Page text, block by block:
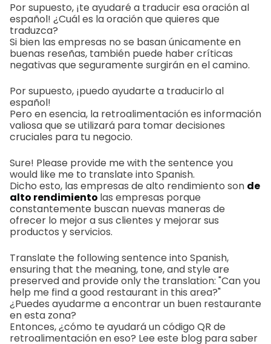
Por supuesto, ¡te ayudaré a traducir esa oración al
español! ¿Cuál es la oración que quieres que
traduzca?
Si bien las empresas no se basan únicamente en
buenas reseñas, también puede haber críticas
negativas que seguramente surgirán en el camino.
Por supuesto, ¡puedo ayudarte a traducirlo al
español!
Pero en esencia, la retroalimentación es información
valiosa que se utilizará para tomar decisiones
cruciales para tu negocio.
Sure! Please provide me with the sentence you
would like me to translate into Spanish.
Dicho esto, las empresas de alto rendimiento son de
alto rendimiento las empresas porque
constantemente buscan nuevas maneras de
ofrecer lo mejor a sus clientes y mejorar sus
productos y servicios.
Translate the following sentence into Spanish,
ensuring that the meaning, tone, and style are
preserved and provide only the translation: "Can you
help me find a good restaurant in this area?"
¿Puedes ayudarme a encontrar un buen restaurante
en esta zona?
Entonces, ¿cómo te ayudará un código QR de
retroalimentación en eso? Lee este blog para saber